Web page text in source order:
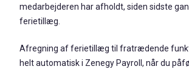
medarbejderen har afholdt, siden sidste
ferietillæg.
Afregning af ferietillæg til fratrædende
helt automatisk i Zenegy Payroll, når du